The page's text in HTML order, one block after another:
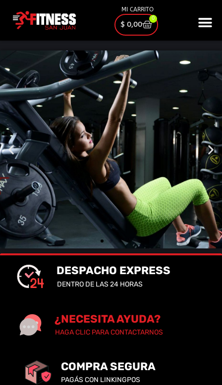
MI CARRITO
$ 0,00
0
DESPACHO EXPRESS
DENTRO DE LAS 24 HORAS
¿NECESITA AYUDA?
HAGA CLIC PARA CONTACTARNOS
COMPRA SEGURA
PAGÁS CON LINKINGPOS